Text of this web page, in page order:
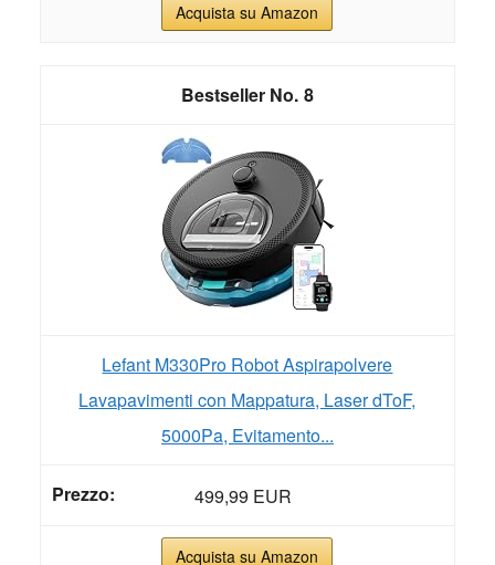
Acquista su Amazon
8
Lefant M330Pro Robot Aspirapolvere
Lavapavimenti con Mappatura, Laser dToF,
5000Pa, Evitamento...
499,99 EUR
Acquista su Amazon